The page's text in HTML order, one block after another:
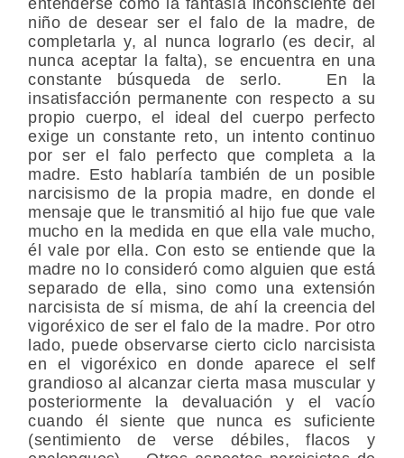
niño de desear ser el falo de la madre, de
completarla y, al nunca lograrlo (es decir, al
nunca aceptar la falta), se encuentra en una
constante búsqueda de serlo. En la
insatisfacción permanente con respecto a su
propio cuerpo, el ideal del cuerpo perfecto
exige un constante reto, un intento continuo
por ser el falo perfecto que completa a la
madre. Esto hablaría también de un posible
narcisismo de la propia madre, en donde el
mensaje que le transmitió al hijo fue que vale
mucho en la medida en que ella vale mucho,
él vale por ella. Con esto se entiende que la
madre no lo consideró como alguien que está
separado de ella, sino como una extensión
narcisista de sí misma, de ahí la creencia del
vigoréxico de ser el falo de la madre. Por otro
lado, puede observarse cierto ciclo narcisista
en el vigoréxico en donde aparece el self
grandioso al alcanzar cierta masa muscular y
posteriormente la devaluación y el vacío
cuando él siente que nunca es suficiente
(sentimiento de verse débiles, flacos y